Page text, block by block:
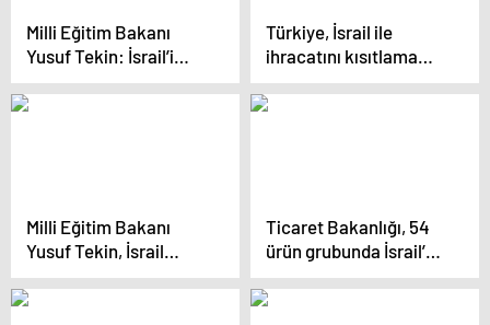
Milli Eğitim Bakanı
Yusuf Tekin: İsrail’i
memnun etmek
istemiyorsak yeniden
Türkiye, İsrail ile
ihracatını kısıtlama
kararı aldı
Milli Eğitim Bakanı
Yusuf Tekin, İsrail
saldırılarını kınadı
Ticaret Bakanlığı, 54
ürün grubunda İsrail’e
ihracatı kısıtladı